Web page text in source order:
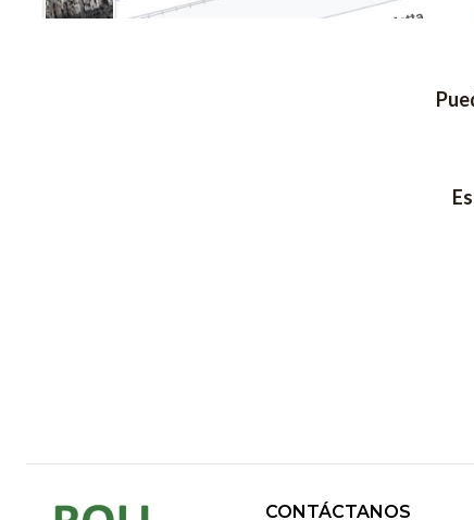
CONTÁCTANOS